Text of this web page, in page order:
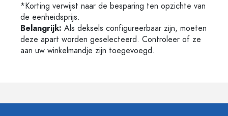
*Korting verwijst naar de besparing ten opzichte van
de eenheidsprijs.
Belangrijk: Als deksels configureerbaar zijn, moeten
deze apart worden geselecteerd. Controleer of ze
aan uw winkelmandje zijn toegevoegd.